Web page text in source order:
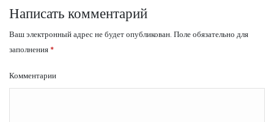
Написать комментарий
Ваш электронный адрес не будет опубликован. Поле обязательно для
заполнения *
Комментарии